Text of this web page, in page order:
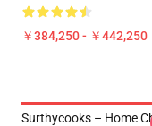
￥384,250 - ￥442,250
Surthycooks – Home